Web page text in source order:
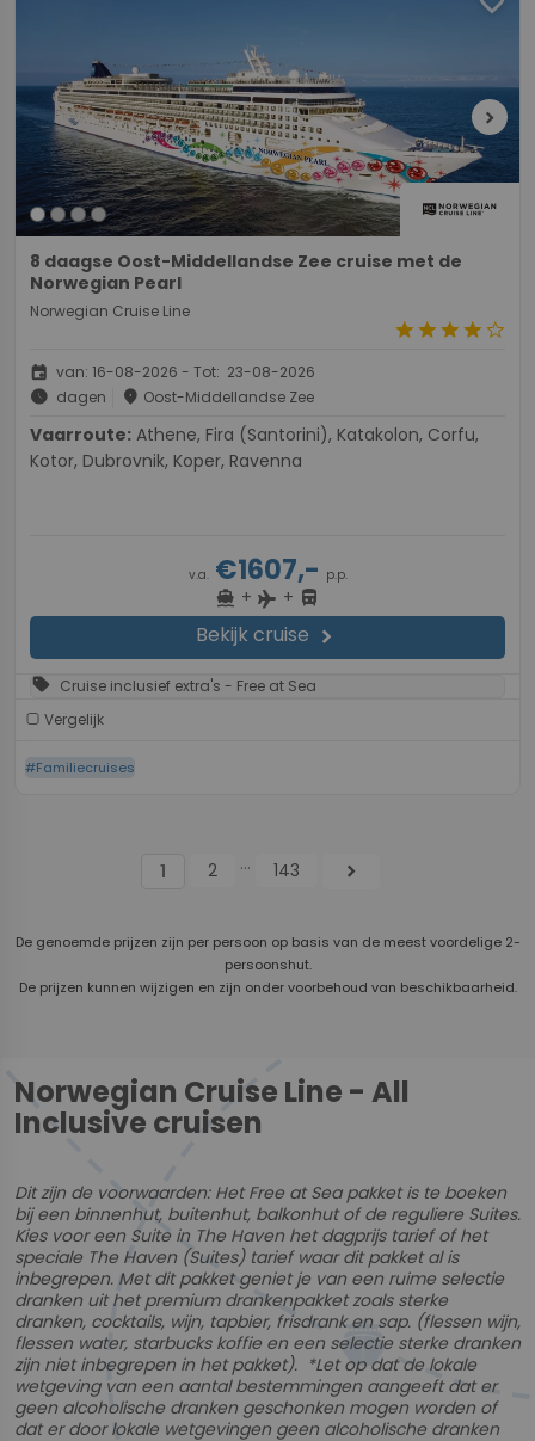
chevron_right
8 daagse Oost-Middellandse Zee cruise met de
Norwegian Pearl
Norwegian Cruise Line
starstarstarstarstar_border
event van: 16-08-2026 - Tot: 23-08-2026
schedule dagen place Oost-Middellandse Zee
Vaarroute:
Kotor, Dubrovnik, Koper, Ravenna
v.a.€1607,- p.p.
directions_boat + flight + directions_bus
Bekijk cruise chevron_right
sell Cruise inclusief extra's - Free at Sea
Vergelijk
#Familiecruises
1 2 ... 143 chevron_right
De genoemde prijzen zijn per persoon op basis van de meest voordelige 2-
persoonshut.
De prijzen kunnen wijzigen en zijn onder voorbehoud van beschikbaarheid.
Norwegian Cruise Line - All
Inclusive cruisen
Dit zijn de voorwaarden: Het Free at Sea pakket is te boeken
bij een binnenhut, buitenhut, balkonhut of de reguliere Suites.
Kies voor een Suite in The Haven het dagprijs tarief of het
speciale The Haven (Suites) tarief waar dit pakket al is
inbegrepen. Met dit pakket geniet je van een ruime selectie
dranken uit het premium drankenpakket zoals sterke
dranken, cocktails, wijn, tapbier, frisdrank en sap. (flessen wijn,
flessen water, starbucks koffie en een selectie sterke dranken
zijn niet inbegrepen in het pakket). *Let op dat de lokale
wetgeving van een aantal bestemmingen aangeeft dat er
geen alcoholische dranken geschonken mogen worden of
dat er door lokale wetgevingen geen alcoholische dranken